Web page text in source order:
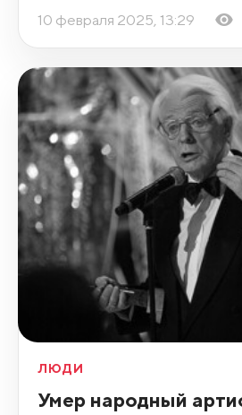
10 февраля 2025, 13:29
ЛЮДИ
Умер народный